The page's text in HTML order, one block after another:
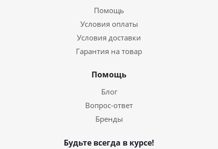
Помощь
Условия оплаты
Условия доставки
Гарантия на товар
Помощь
Блог
Вопрос-ответ
Бренды
Будьте всегда в курсе!